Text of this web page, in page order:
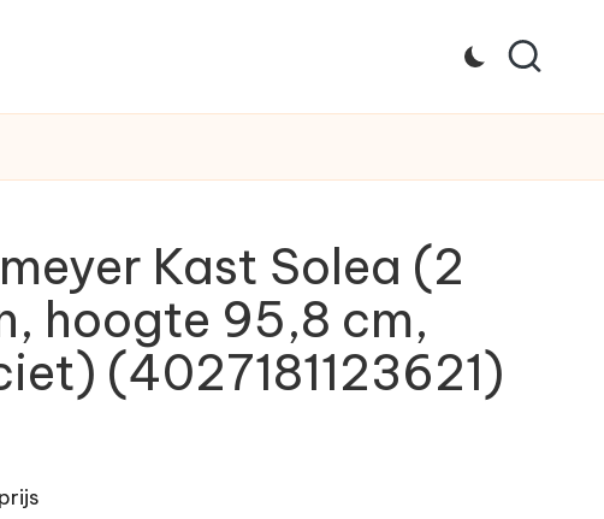
Kast Solea (2
hoogte 95,8 cm,
(4027181123621)